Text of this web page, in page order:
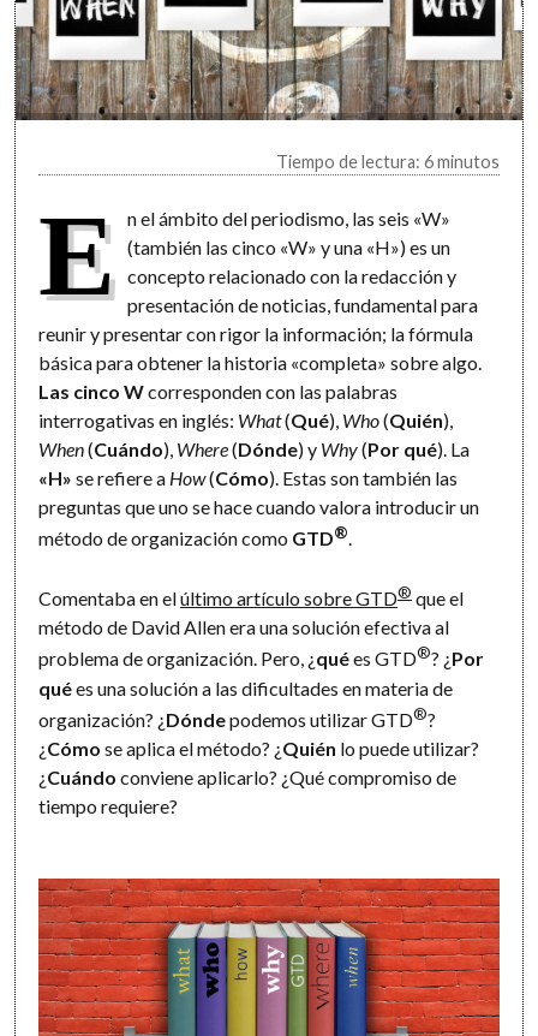
Tiempo de lectura: 6 minutos
E n el ámbito del periodismo, las seis «W»
(también las cinco «W» y una «H») es un
concepto relacionado con la redacción y
presentación de noticias, fundamental para
reunir y presentar con rigor la información; la fórmula
básica para obtener la historia «completa» sobre algo.
Las cinco Wcorresponden con las palabras
interrogativas en inglés: What(Qué), Who(Quién),
When(Cuándo), Where(Dónde) y Why(Por qué). La
«H» se refiere a How(Cómo). Estas son también las
preguntas que uno se hace cuando valora introducir un
método de organización como GTD®.
Comentaba en elúltimo artículo sobre GTD® que el
método de David Allen era una solución efectiva al
problema de organización. Pero, ¿quées GTD®? ¿Por
quées una solución a las dificultades en materia de
organización? ¿Dóndepodemos utilizar GTD®?
¿Cómo se aplica el método? ¿Quién lo puede utilizar?
¿Cuándo conviene aplicarlo? ¿Qué compromiso de
tiempo requiere?